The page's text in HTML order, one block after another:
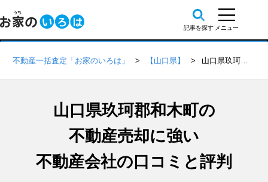
不動産一括査定「お家のいろは」 【山口県】 山口県玖珂郡和木町の不動産会社 口コミ・評判一覧
山口県玖珂郡和木町の
不動産売却に強い
不動産会社の口コミと評判